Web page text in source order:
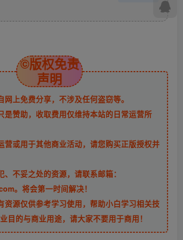
©版权免责
声明
网上免费分享，不涉及任何盗窃等。
是赞助，收取费用仅维持本站的日常运营所
营或用于其他商业活动，请您购买正版授权并
、不妥之处的资源，请联系邮箱：
。将会第一时间解决！
资源仅供参考学习使用，帮助小白学习相关技
目的与商业用途，请大家不要用于商用！